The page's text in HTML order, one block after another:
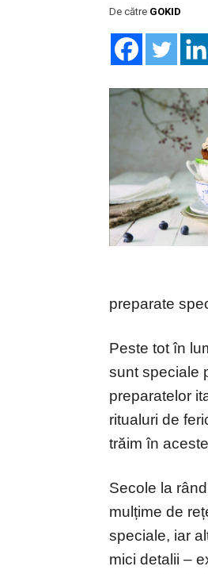
De către GOKID
preparate
Peste tot în
sunt speciale
preparatelor
ritualuri de
trăim în
Secole la
mulțime de
speciale, iar
mici detalii –